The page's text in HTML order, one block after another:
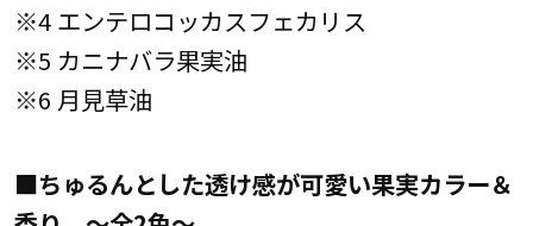
※4 エンテロコッカスフェカリス
※5 カニナバラ果実油
※6 月見草油
■ちゅるんとした透け感が可愛い果実カラー＆